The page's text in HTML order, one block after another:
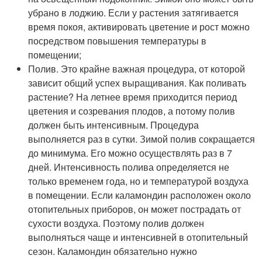
убрано в лоджию. Если у растения затягивается
время покоя, активировать цветение и рост можно
посредством повышения температуры в
помещении;
Полив. Это крайне важная процедура, от которой
зависит общий успех выращивания. Как поливать
растение? На летнее время приходится период
цветения и созревания плодов, а потому полив
должен быть интенсивным. Процедура
выполняется раз в сутки. Зимой полив сокращается
до минимума. Его можно осуществлять раз в 7
дней. Интенсивность полива определяется не
только временем года, но и температурой воздуха
в помещении. Если каламондин расположен около
отопительных приборов, он может пострадать от
сухости воздуха. Поэтому полив должен
выполняться чаще и интенсивней в отопительный
сезон. Каламондин обязательно нужно